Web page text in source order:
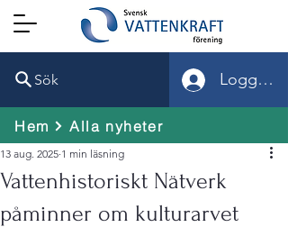
Sök Logga in
Hem Alla nyheter
Vattenhistoriskt Nätverk
påminner om kulturarvet
13 aug. 2025 1 min läsning